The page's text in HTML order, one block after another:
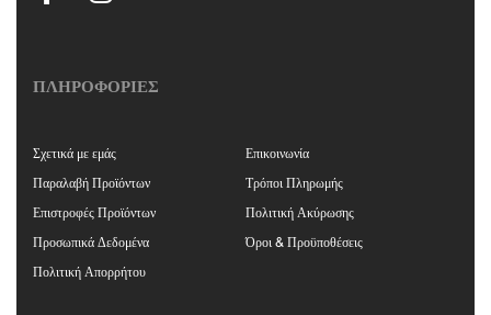
ΠΛΗΡΟΦΟΡΙΕΣ
Σχετικά με εμάς
Επικοινωνία
Παραλαβή Προϊόντων
Τρόποι Πληρωμής
Επιστροφές Προϊόντων
Πολιτική Ακύρωσης
Προσωπικά Δεδομένα
Όροι & Προϋποθέσεις
Πολιτική Απορρήτου